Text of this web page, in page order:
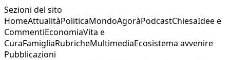
Sezioni del sito
HomeAttualitàPoliticaMondoAgoràPodcastChiesaIdee e
CommentiEconomiaVita e
CuraFamigliaRubricheMultimediaEcosistema avvenire
Pubblicazioni